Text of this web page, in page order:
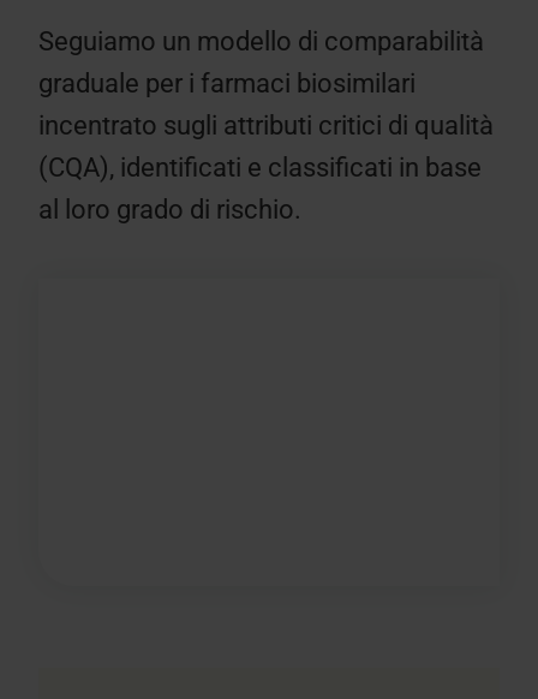
Seguiamo un modello di comparabilità
graduale per i farmaci biosimilari
incentrato sugli attributi critici di qualità
(CQA), identificati e classificati in base
al loro grado di rischio.